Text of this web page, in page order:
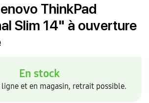
ThinkPad
Slim 14" à ouverture
En stock
et en magasin, retrait possible.